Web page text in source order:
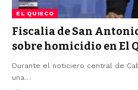
EL QUISCO
Fiscalia de San
sobre homicidio en El
Durante el noticiero central de
una…